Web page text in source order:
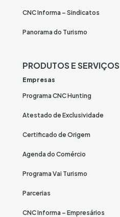
CNC Informa – Sindicatos
Panorama do Turismo
PRODUTOS E SERVIÇOS
Empresas
Programa CNC Hunting
Atestado de Exclusividade
Certificado de Origem
Agenda do Comércio
Programa Vai Turismo
Parcerias
CNC Informa – Empresários